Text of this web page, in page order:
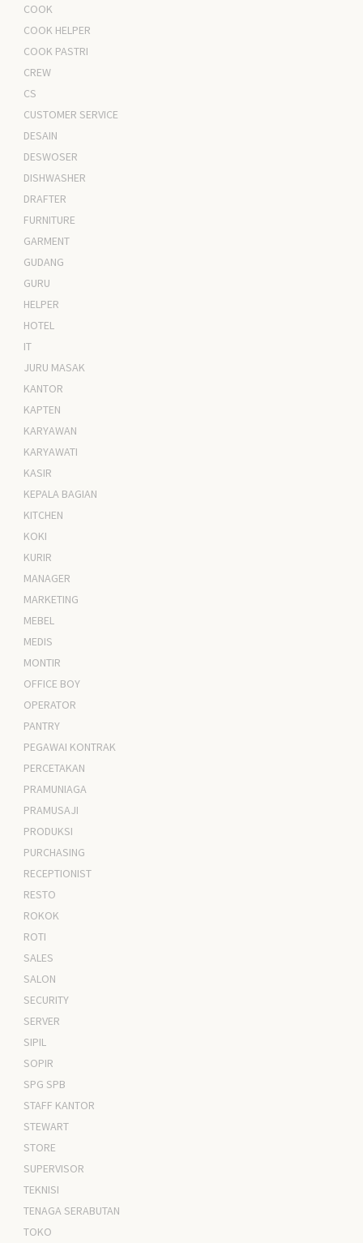
COOK
COOK HELPER
COOK PASTRI
CREW
CS
CUSTOMER SERVICE
DESAIN
DESWOSER
DISHWASHER
DRAFTER
FURNITURE
GARMENT
GUDANG
GURU
HELPER
HOTEL
IT
JURU MASAK
KANTOR
KAPTEN
KARYAWAN
KARYAWATI
KASIR
KEPALA BAGIAN
KITCHEN
KOKI
KURIR
MANAGER
MARKETING
MEBEL
MEDIS
MONTIR
OFFICE BOY
OPERATOR
PANTRY
PEGAWAI KONTRAK
PERCETAKAN
PRAMUNIAGA
PRAMUSAJI
PRODUKSI
PURCHASING
RECEPTIONIST
RESTO
ROKOK
ROTI
SALES
SALON
SECURITY
SERVER
SIPIL
SOPIR
SPG SPB
STAFF KANTOR
STEWART
STORE
SUPERVISOR
TEKNISI
TENAGA SERABUTAN
TOKO